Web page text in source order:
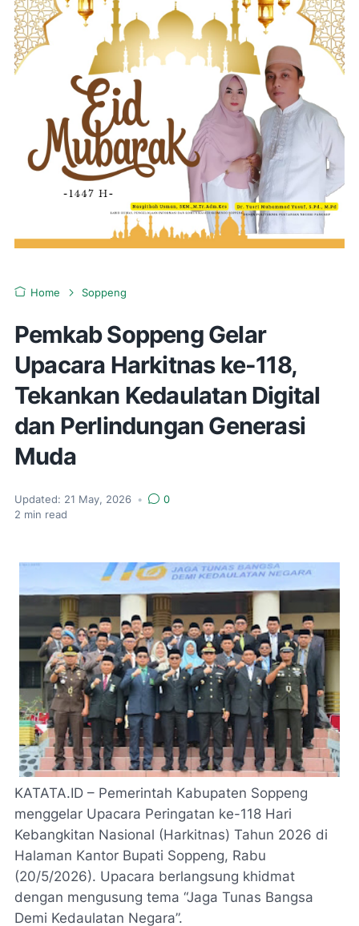
Home Soppeng
Pemkab Soppeng Gelar
Upacara Harkitnas ke-118,
Tekankan Kedaulatan Digital
dan Perlindungan Generasi
Muda
Updated: 21 May, 2026 •
0
2 min read
KATATA.ID – Pemerintah Kabupaten Soppeng
menggelar Upacara Peringatan ke-118 Hari
Kebangkitan Nasional (Harkitnas) Tahun 2026 di
Halaman Kantor Bupati Soppeng, Rabu
(20/5/2026). Upacara berlangsung khidmat
dengan mengusung tema “Jaga Tunas Bangsa
Demi Kedaulatan Negara”.